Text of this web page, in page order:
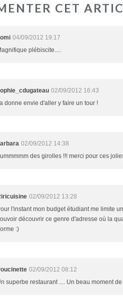
CET
04/09/2012 19:17
plébiscite....
02/09/2012 16:43
donne envie d'aller y faire un tour !
02/09/2012 14:38
des girolles !!! merci pour ces
02/09/2012 13:28
l'instant mon budget étudiant me limite
découvrir ce genre d'adresse où la
:)
02/09/2012 08:12
superbe restaurant .... Un beau moment